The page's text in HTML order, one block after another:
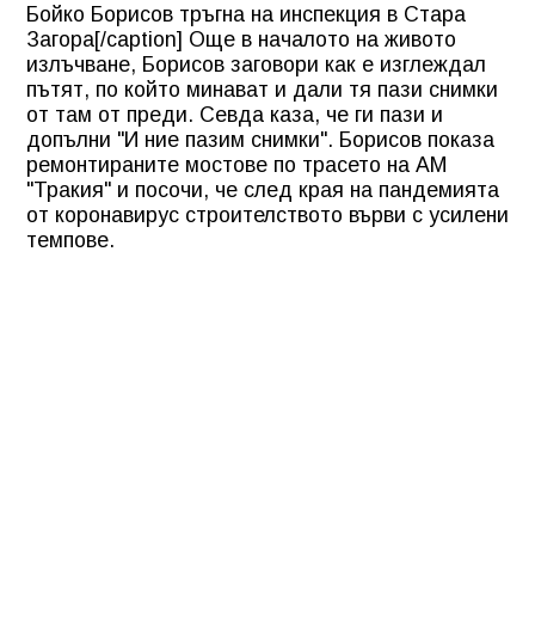
Бойко Борисов тръгна на инспекция в Стара
Загора[/caption] Още в началото на живото
излъчване, Борисов заговори как е изглеждал
пътят, по който минават и дали тя пази снимки
от там от преди. Севда каза, че ги пази и
допълни "И ние пазим снимки". Борисов показа
ремонтираните мостове по трасето на АМ
"Тракия" и посочи, че след края на пандемията
от коронавирус строителството върви с усилени
темпове.